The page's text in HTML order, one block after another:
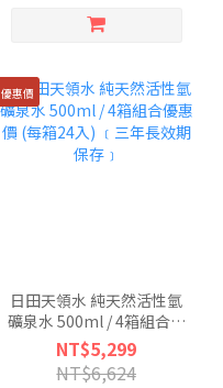
優惠價
日田天領水 純天然活性氫
礦泉水 500ml / 4箱組合優
惠價 (每箱24入) ﹝三年長
效期保存﹞
NT$5,299
NT$6,624